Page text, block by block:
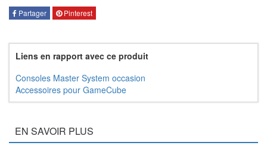
Partager Pinterest
Liens en rapport avec ce produit
Consoles Master System occasion
Accessoires pour GameCube
EN SAVOIR PLUS